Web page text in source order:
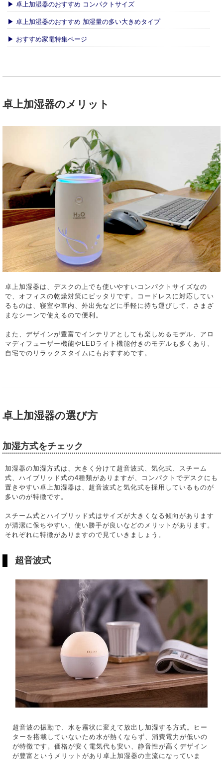
▶ 卓上加湿器のおすすめ コンパクトサイズ
▶ 卓上加湿器のおすすめ 加湿量の多い大きめタイプ
▶ おすすめ家電特集ページ
卓上加湿器のメリット
卓上加湿器は、デスクの上でも使いやすいコンパクトサイズなの
で、オフィスの乾燥対策にピッタリです。コードレスに対応してい
るものは、寝室や車内、外出先などに手軽に持ち運びして、さまざ
まなシーンで使えるので便利。
また、デザインが豊富でインテリアとしても楽しめるモデル、アロ
マディフューザー機能やLEDライト機能付きのモデルも多くあり、
自宅でのリラックスタイムにもおすすめです。
卓上加湿器の選び方
加湿方式をチェック
加湿器の加湿方式は、大きく分けて超音波式、気化式、スチーム
式、ハイブリッド式の4種類がありますが、コンパクトでデスクにも
置きやすい卓上加湿器は、超音波式と気化式を採用しているものが
多いのが特徴です。
スチーム式とハイブリッド式はサイズが大きくなる傾向があります
が清潔に保ちやすい、使い勝手が良いなどのメリットがあります。
それぞれに特徴がありますので見ていきましょう。
超音波式
超音波の振動で、水を霧状に変えて放出し加湿する方式。ヒー
ターを搭載していないため水が熱くならず、消費電力が低いの
が特徴です。価格が安く電気代も安い、静音性が高くデザイン
が豊富というメリットがあり卓上加湿器の主流になっていま